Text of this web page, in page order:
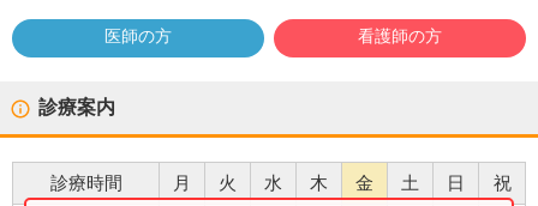
医師の方 看護師の方
診療案内
診療時間 月 火 水 木 金 土 日 祝